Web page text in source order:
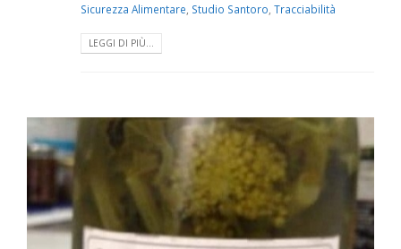
Sicurezza Alimentare, Studio Santoro, Tracciabilità
LEGGI DI PIÙ...